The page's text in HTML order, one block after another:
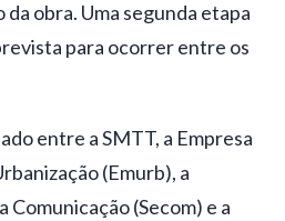
obra. Uma segunda etapa
para ocorrer entre os
entre a SMTT, a Empresa
(Emurb), a
(Secom) e a